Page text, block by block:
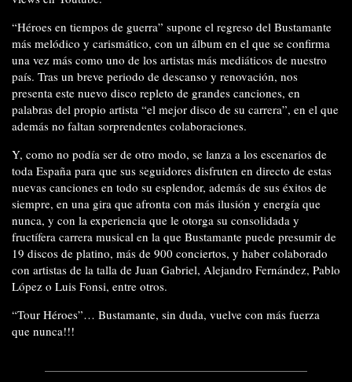
“Héroes en tiempos de guerra” supone el regreso del Bustamante
más melódico y carismático, con un álbum en el que se confirma
una vez más como uno de los artistas más mediáticos de nuestro
país. Tras un breve periodo de descanso y renovación, nos
presenta este nuevo disco repleto de grandes canciones, en
palabras del propio artista “el mejor disco de su carrera”, en el que
además no faltan sorprendentes colaboraciones.
Y, como no podía ser de otro modo, se lanza a los escenarios de
toda España para que sus seguidores disfruten en directo de estas
nuevas canciones en todo su esplendor, además de sus éxitos de
siempre, en una gira que afronta con más ilusión y energía que
nunca, y con la experiencia que le otorga su consolidada y
fructífera carrera musical en la que Bustamante puede presumir de
19 discos de platino, más de 900 conciertos, y haber colaborado
con artistas de la talla de Juan Gabriel, Alejandro Fernández, Pablo
López o Luis Fonsi, entre otros.
“Tour Héroes”… Bustamante, sin duda, vuelve con más fuerza
que nunca!!!